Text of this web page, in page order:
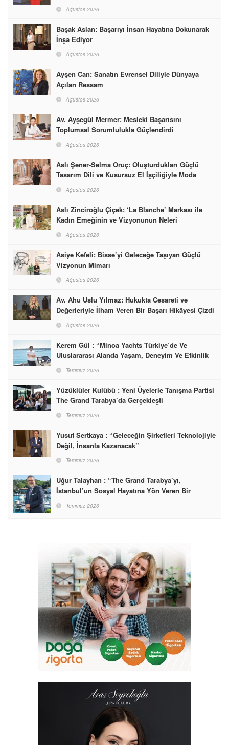
Ağustos 2026
Başak Aslan: Başarıyı İnsan Hayatına Dokunarak
İnşa Ediyor
Ağustos 2026
Ayşen Can: Sanatın Evrensel Diliyle Dünyaya
Açılan Ressam
Ağustos 2026
Av. Ayşegül Mermer: Mesleki Başarısını
Toplumsal Sorumlulukla Güçlendirdi
Ağustos 2026
Aslı Şener-Selma Oruç: Oluşturdukları Güçlü
Tasarım Dili ve Kusursuz El İşçiliğiyle Moda
Dünyasına İmzalarını Attılar
Ağustos 2026
Aslı Zinciroğlu Çiçek: ‘La Blanche’ Markası ile
Kadın Emeğinin ve Vizyonunun Neleri
Başarabileceğinin En Güzel Örneğini Sunuyor
Ağustos 2026
Asiye Kefeli: Bisse’yi Geleceğe Taşıyan Güçlü
Vizyonun Mimarı
Ağustos 2026
Av. Ahu Uslu Yılmaz: Hukukta Cesareti ve
Değerleriyle İlham Veren Bir Başarı Hikâyesi Çizdi
Ağustos 2026
Kerem Gül : “Minoa Yachts Türkiye’de Ve
Uluslararası Alanda Yaşam, Deneyim Ve Etkinlik
Markası Olacak”
Temmuz 2026
Yüzüklüler Kulübü : Yeni Üyelerle Tanışma Partisi
The Grand Tarabya’da Gerçekleşti
Temmuz 2026
Yusuf Sertkaya : “Geleceğin Şirketleri Teknolojiyle
Değil, İnsanla Kazanacak”
Temmuz 2026
Uğur Talayhan : “The Grand Tarabya’yı,
İstanbul’un Sosyal Hayatına Yön Veren Bir
Destinasyon Haline Getirmeyi Hedefliyorum”
Temmuz 2026